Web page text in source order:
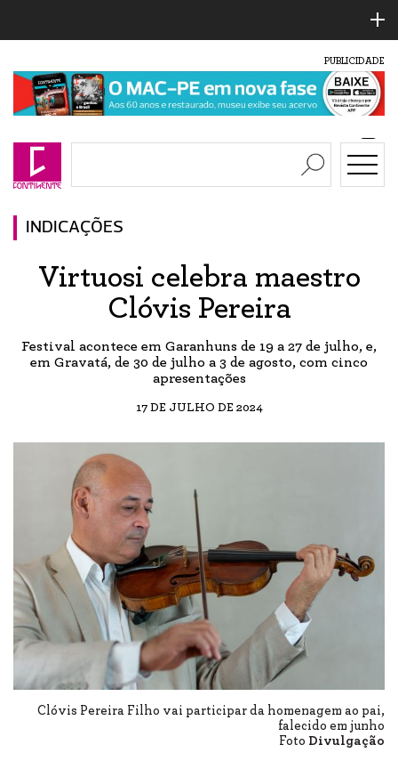
PUBLICIDADE
INDICAÇÕES
Virtuosi celebra maestro
Clóvis Pereira
Festival acontece em Garanhuns de 19 a 27 de julho, e,
em Gravatá, de 30 de julho a 3 de agosto, com cinco
apresentações
17 DE JULHO DE 2024
Clóvis Pereira Filho vai participar da homenagem ao pai,
falecido em junho
Foto Divulgação